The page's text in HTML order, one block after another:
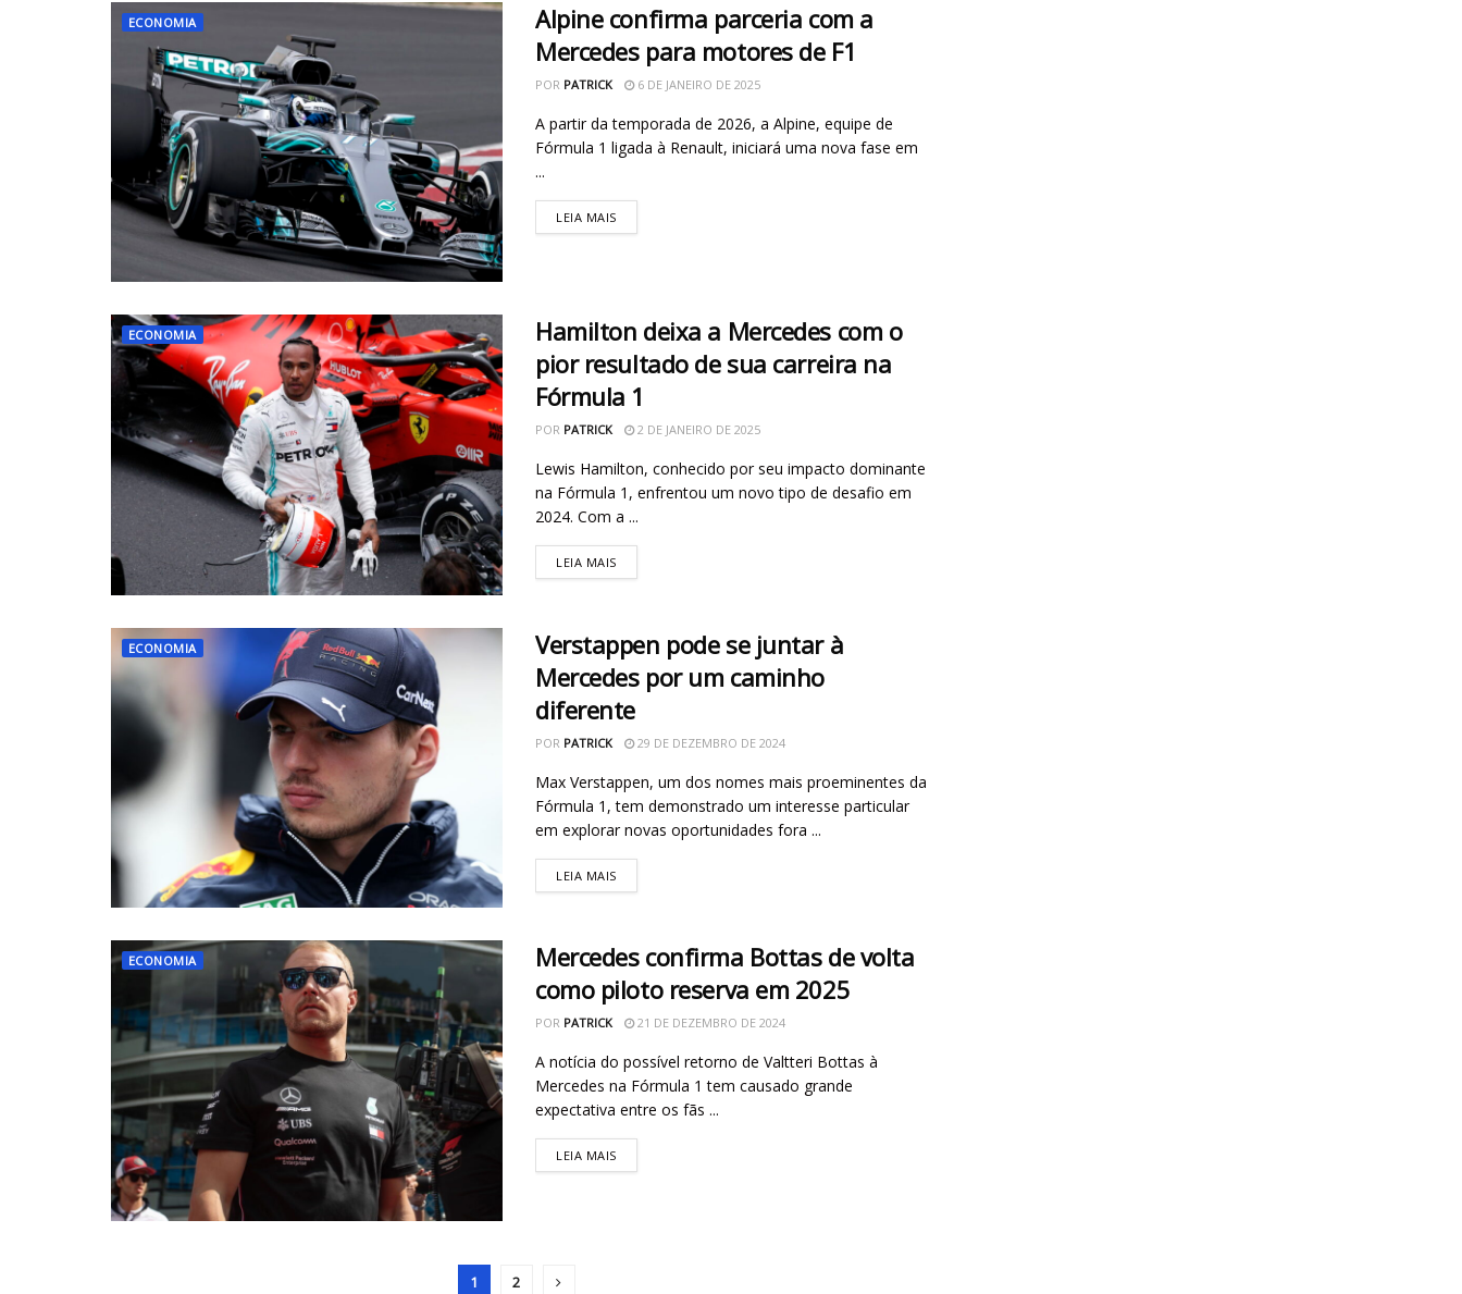
ECONOMIA
Alpine confirma parceria com a
Mercedes para motores de F1
POR PATRICK 6 DE JANEIRO DE 2025
A partir da temporada de 2026, a Alpine, equipe de
Fórmula 1 ligada à Renault, iniciará uma nova fase em
...
LEIA MAIS
ECONOMIA
Hamilton deixa a Mercedes com o
pior resultado de sua carreira na
Fórmula 1
POR PATRICK 2 DE JANEIRO DE 2025
Lewis Hamilton, conhecido por seu impacto dominante
na Fórmula 1, enfrentou um novo tipo de desafio em
2024. Com a ...
LEIA MAIS
ECONOMIA
Verstappen pode se juntar à
Mercedes por um caminho
diferente
POR PATRICK 29 DE DEZEMBRO DE 2024
Max Verstappen, um dos nomes mais proeminentes da
Fórmula 1, tem demonstrado um interesse particular
em explorar novas oportunidades fora ...
LEIA MAIS
ECONOMIA
Mercedes confirma Bottas de volta
como piloto reserva em 2025
POR PATRICK 21 DE DEZEMBRO DE 2024
A notícia do possível retorno de Valtteri Bottas à
Mercedes na Fórmula 1 tem causado grande
expectativa entre os fãs ...
LEIA MAIS
1 2